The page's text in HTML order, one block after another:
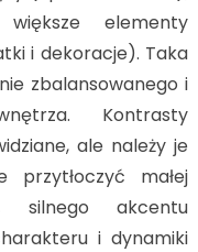
elementy
i dekoracje). Taka
zbalansowanego i
Kontrasty
ale należy je
małej
silnego akcentu
i dynamiki